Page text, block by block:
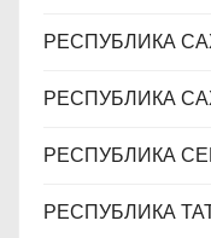
РЕСПУБЛИКА
РЕСПУБЛИКА
РЕСПУБЛИКА
РЕСПУБЛИКА